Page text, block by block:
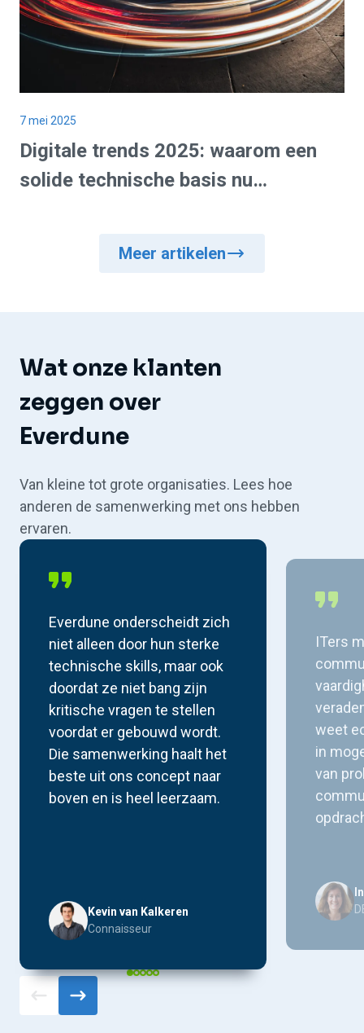
7 mei 2025
Digitale trends 2025: waarom een
solide technische basis nu
Meer artikelen
Testimonial 1
Testimonial 2
Testimonial 3
Testimonial 4
Testimonial 5
Everdune onderscheidt zich
niet alleen door hun sterke
technische skills, maar ook
doordat ze niet bang zijn
kritische vragen te stellen
voordat er gebouwd wordt.
Die samenwerking haalt het
beste uit ons concept naar
boven en is heel leerzaam.
Kevin van Kalkeren
Connaisseur
ITers
weet
in
van
Wat onze klanten
zeggen over
Everdune
Van kleine tot grote organisaties. Lees hoe
anderen de samenwerking met ons hebben
ervaren.